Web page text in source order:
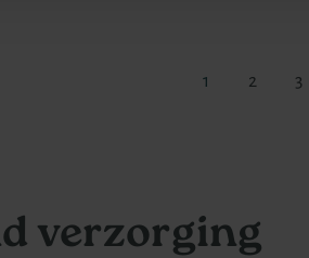
1 2 3
verzorging